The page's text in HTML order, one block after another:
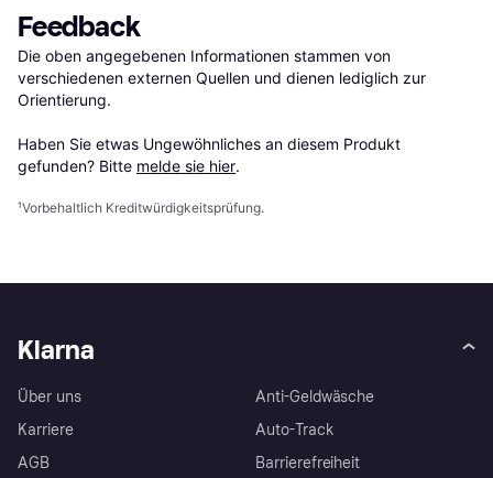
Feedback
Die oben angegebenen Informationen stammen von
verschiedenen externen Quellen und dienen lediglich zur
Orientierung.
Haben Sie etwas Ungewöhnliches an diesem Produkt
gefunden? Bitte melde sie hier.
¹Vorbehaltlich Kreditwürdigkeitsprüfung.
Klarna
Über uns
Karriere
AGB
Anti-Geldwäsche
Auto-Track
Barrierefreiheit